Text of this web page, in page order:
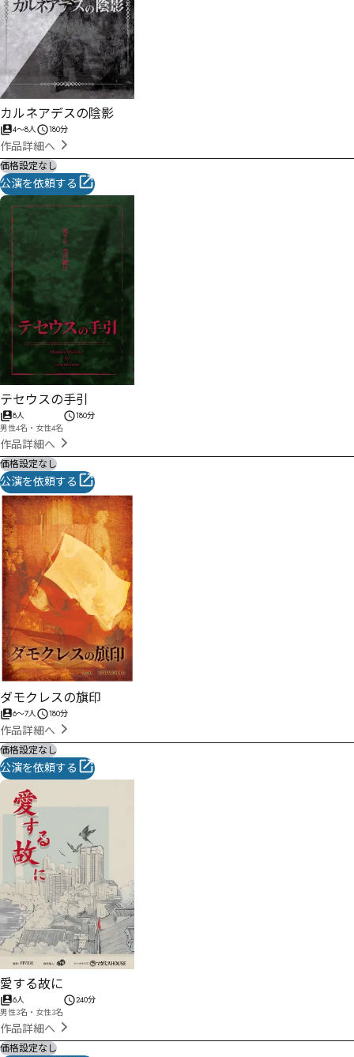
カルネアデスの陰影
4〜8人 180分
作品詳細へ
価格設定なし
公演を依頼する
テセウスの手引
8人
男性4名・女性4名
180分
作品詳細へ
価格設定なし
公演を依頼する
ダモクレスの旗印
6〜7人 180分
作品詳細へ
価格設定なし
公演を依頼する
愛する故に
6人
男性3名・女性3名
240分
作品詳細へ
価格設定なし